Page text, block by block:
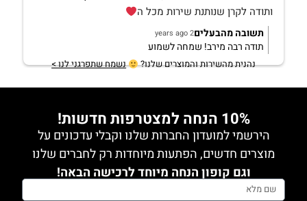
ותודה לקרן שנותנת שירות מכל ה
תשובה מהבעלים2 years ago
תודה רבה מירב! שמחה לשמוע
נהנית מהשירות והמוצרים שלנו? נשמח שתפרגני לנו >
10% הנחה למצטרפות חדשות!
הירשמי למועדון החברות שלנו וקבלי עדכונים על
מוצרים חדשים, הפתעות מיוחדות רק לחברים שלנו
וגם קופון הנחה מיוחד לרכישה הבאה!